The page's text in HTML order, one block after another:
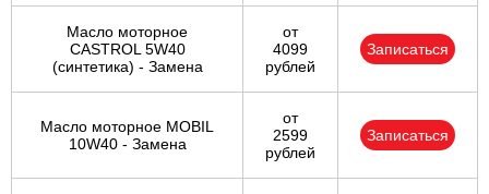
Масло моторное
CASTROL 5W40
(синтетика) - Замена
от
4099
рублей
Записаться
Масло моторное MOBIL
10W40 - Замена
от
2599
рублей
Записаться